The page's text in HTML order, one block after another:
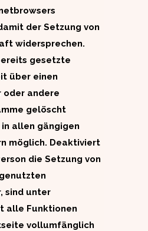
der Setzung von
widersprechen.
gesetzte
über einen
oder andere
gelöscht
allen gängigen
möglich. Deaktiviert
die Setzung von
sind unter
alle Funktionen
vollumfänglich